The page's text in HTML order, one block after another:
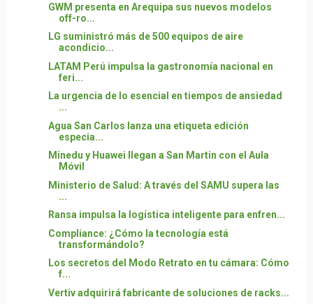
GWM presenta en Arequipa sus nuevos modelos
off-ro...
LG suministró más de 500 equipos de aire
acondicio...
LATAM Perú impulsa la gastronomía nacional en
feri...
La urgencia de lo esencial en tiempos de ansiedad
...
Agua San Carlos lanza una etiqueta edición
especia...
Minedu y Huawei llegan a San Martin con el Aula
Móvil
Ministerio de Salud: A través del SAMU supera las
...
Ransa impulsa la logística inteligente para enfren...
Compliance: ¿Cómo la tecnología está
transformándolo?
Los secretos del Modo Retrato en tu cámara: Cómo
f...
Vertiv adquirirá fabricante de soluciones de racks...